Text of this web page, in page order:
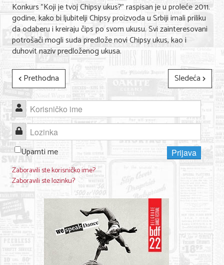
Sve za decu
Kuća i bašta
Gastronomija
Sport i rekreacija
Zdravlje i medicina
Hobi i razonoda
UPIS FIRMI
MARKETING
KONTAKT
O NAMA
Konkurs "Koji je tvoj Chipsy ukus?" raspisan je u proleće 2011.
godine, kako bi ljubitelji Chipsy proizvoda u Srbiji imali priliku
da odaberu i kreiraju čips po svom ukusu. Svi zainteresovani
potrošači mogli suda predlože novi Chipsy ukus, kao i
duhovit naziv predloženog ukusa.
Prethodna
Sledeća
Korisničko ime
Lozinka
Upamti me
Prijava
Zaboravili ste korisničko ime?
Zaboravili ste lozinku?